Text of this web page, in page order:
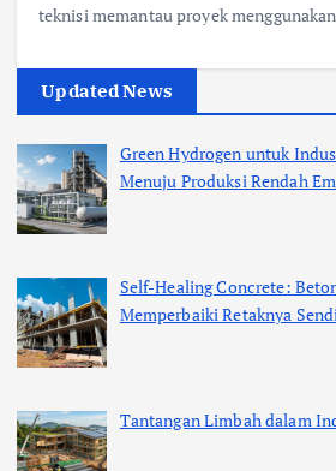
teknisi memantau proyek
Updated News
Green Hydrogen untuk
Menuju Produksi Rendah
Self-Healing Concrete:
Memperbaiki Retaknya
Tantangan Limbah dalam